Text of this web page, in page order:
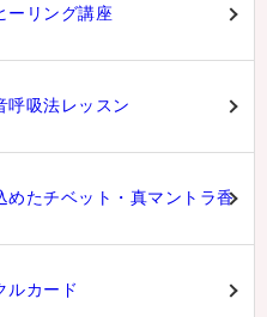
ーリング講座
呼吸法レッスン
めたチベット・真マントラ香
ルカード